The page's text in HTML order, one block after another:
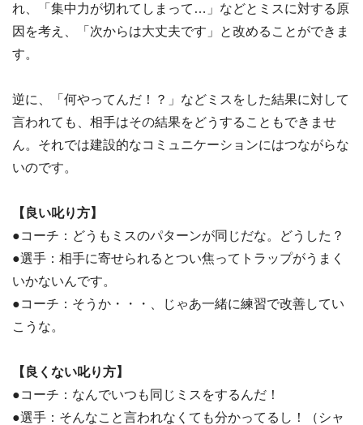
れ、「集中力が切れてしまって…」などとミスに対する原
因を考え、「次からは大丈夫です」と改めることができま
す。
逆に、「何やってんだ！？」などミスをした結果に対して
言われても、相手はその結果をどうすることもできませ
ん。それでは建設的なコミュニケーションにはつながらな
いのです。
【良い叱り方】
●コーチ：どうもミスのパターンが同じだな。どうした？
●選手：相手に寄せられるとつい焦ってトラップがうまく
いかないんです。
●コーチ：そうか・・・、じゃあ一緒に練習で改善してい
こうな。
【良くない叱り方】
●コーチ：なんでいつも同じミスをするんだ！
●選手：そんなこと言われなくても分かってるし！（シャ